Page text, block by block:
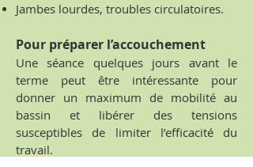
Jambes lourdes, troubles circulatoires.
Pour préparer l’accouchement
Une séance quelques jours avant le
terme peut être intéressante pour
donner un maximum de mobilité au
bassin et libérer des tensions
susceptibles de limiter l’efficacité du
travail.